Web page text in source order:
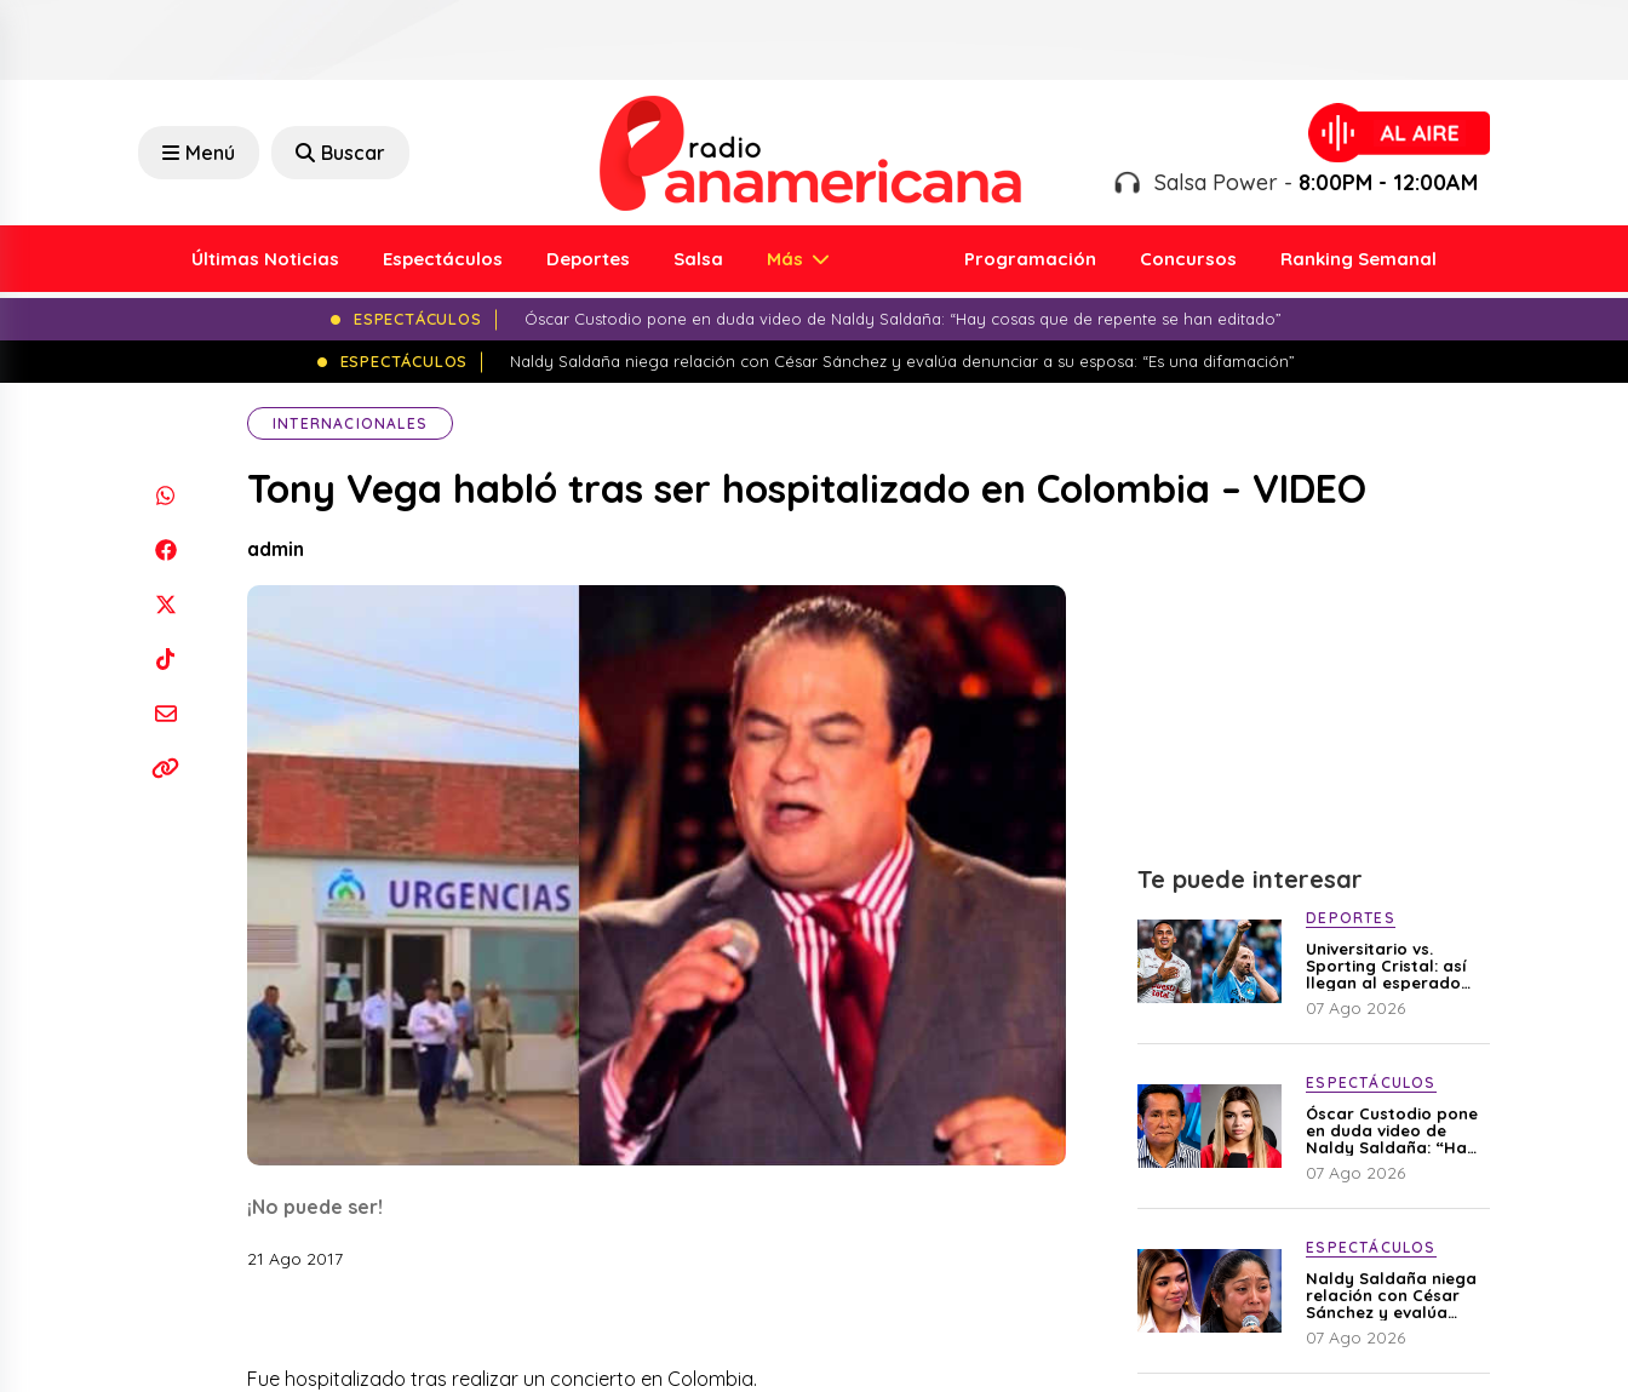
Menú Buscar
Salsa Power - 8:00PM - 12:00AM
Últimas Noticias Espectáculos Deportes Salsa Más Programación Concursos Ranking Semanal
ESPECTÁCULOS Óscar Custodio pone en duda video de Naldy Saldaña: “Hay cosas que de repente se han editado”
ESPECTÁCULOS Naldy Saldaña niega relación con César Sánchez y evalúa denunciar a su esposa: “Es una difamación”
INTERNACIONALES
Tony Vega habló tras ser hospitalizado en Colombia – VIDEO
admin
¡No puede ser!
21 Ago 2017
Fue hospitalizado tras realizar un concierto en Colombia.
Te puede interesar
DEPORTES
Universitario vs.
Sporting Cristal: así
llegan al esperado
duelo
07 Ago 2026
ESPECTÁCULOS
Óscar Custodio pone
en duda video de
Naldy Saldaña: “Hay
cosas que de repente
se han editado”
07 Ago 2026
ESPECTÁCULOS
Naldy Saldaña niega
relación con César
Sánchez y evalúa
denunciar a su
esposa: “Es una
07 Ago 2026